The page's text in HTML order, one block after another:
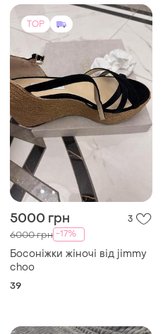
TOP
5000 грн 3
6000 грн -17%
Босоніжки жіночі від jimmy
choo
39